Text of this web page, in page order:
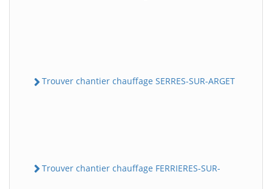
Trouver chantier chauffage SERRES-SUR-ARGET
Trouver chantier chauffage FERRIERES-SUR-